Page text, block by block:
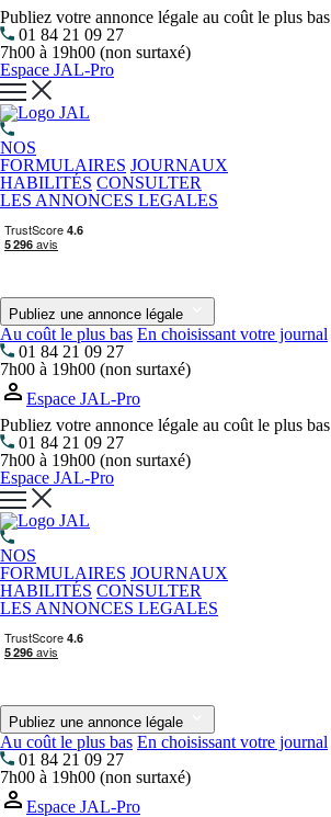
Publiez votre annonce légale au coût le plus bas
01 84 21 09 27
7h00 à 19h00 (non surtaxé)
Espace JAL-Pro
NOS
FORMULAIRES JOURNAUX
HABILITÉS CONSULTER
LES ANNONCES LEGALES
Publiez une annonce légale
Au coût le plus bas En choisissant votre journal
01 84 21 09 27
7h00 à 19h00 (non surtaxé)
Espace JAL-Pro
Publiez votre annonce légale au coût le plus bas
01 84 21 09 27
7h00 à 19h00 (non surtaxé)
Espace JAL-Pro
NOS
FORMULAIRES JOURNAUX
HABILITÉS CONSULTER
LES ANNONCES LEGALES
Publiez une annonce légale
Au coût le plus bas En choisissant votre journal
01 84 21 09 27
7h00 à 19h00 (non surtaxé)
Espace JAL-Pro